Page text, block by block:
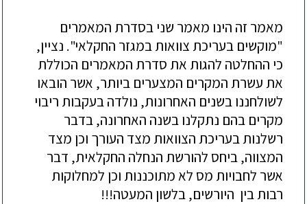
מאמר זה הינו מאמר שני בסדרת המאמרים
"מוקשים בעריכת צוואות במגזר החקלאי". נציין,
כי ההחלטה להגות את סדרת המאמרים הכוללת
את עשרת המקרים המצערים ביותר, אשר הובאו
לשולחננו בשנים האחרונות, נולדה בעקבות ריבוי
מקרים בהם נתקלנו בשנה האחרונה, בדבר
רשלנות בעריכת הצוואות מצד העורך וכן מצד
המצווה, ביחס להורשת הנחלה החקלאית, דבר
אשר לחבויות מס לא מתוכננות וכן למחלוקות
רבות בין היורשים, בלשון המעטה!!!